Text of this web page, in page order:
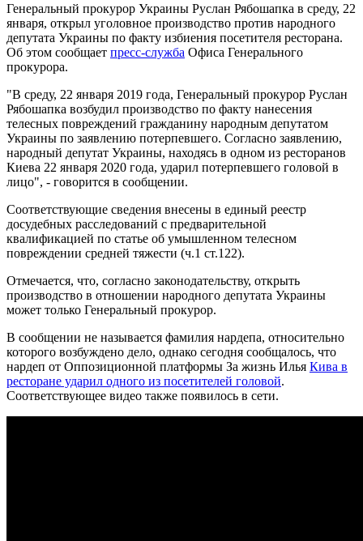
Генеральный прокурор Украины Руслан Рябошапка в среду, 22
января, открыл уголовное производство против народного
депутата Украины по факту избиения посетителя ресторана.
Об этом сообщает пресс-служба Офиса Генерального
прокурора.
"В среду, 22 января 2019 года, Генеральный прокурор Руслан
Рябошапка возбудил производство по факту нанесения
телесных повреждений гражданину народным депутатом
Украины по заявлению потерпевшего. Согласно заявлению,
народный депутат Украины, находясь в одном из ресторанов
Киева 22 января 2020 года, ударил потерпевшего головой в
лицо", - говорится в сообщении.
Соответствующие сведения внесены в единый реестр
досудебных расследований с предварительной
квалификацией по статье об умышленном телесном
повреждении средней тяжести (ч.1 ст.122).
Отмечается, что, согласно законодательству, открыть
производство в отношении народного депутата Украины
может только Генеральный прокурор.
В сообщении не называется фамилия нардепа, относительно
которого возбуждено дело, однако сегодня сообщалось, что
нардеп от Оппозиционной платформы За жизнь Илья Кива в
ресторане ударил одного из посетителей головой.
Соответствующее видео также появилось в сети.